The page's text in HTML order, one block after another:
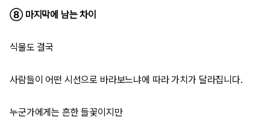
⑧ 마지막에 남는 차이
식물도 결국
사람들이 어떤 시선으로 바라보느냐에 따라 가치가 달라집니다.
누군가에게는 흔한 들꽃이지만